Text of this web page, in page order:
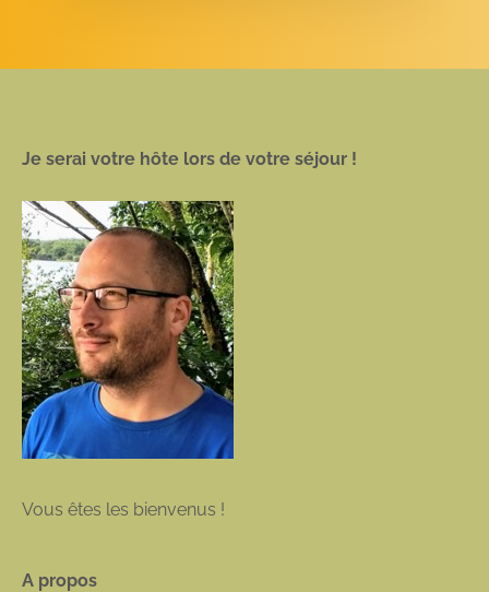
Je serai votre hôte lors de votre séjour !
Vous êtes les bienvenus !
A propos